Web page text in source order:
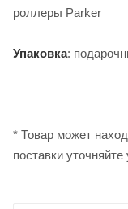
роллеры Parker
Упаковка:
* Товар может
поставки